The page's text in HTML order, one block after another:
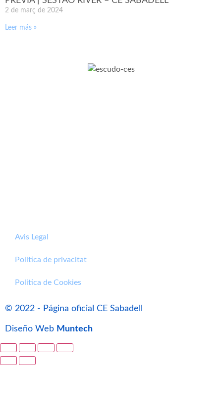
2 de març de 2024
Leer más »
Avis Legal
Politica de privacitat
Politica de Cookies
© 2022 - Página oficial CE Sabadell
Diseño Web Muntech